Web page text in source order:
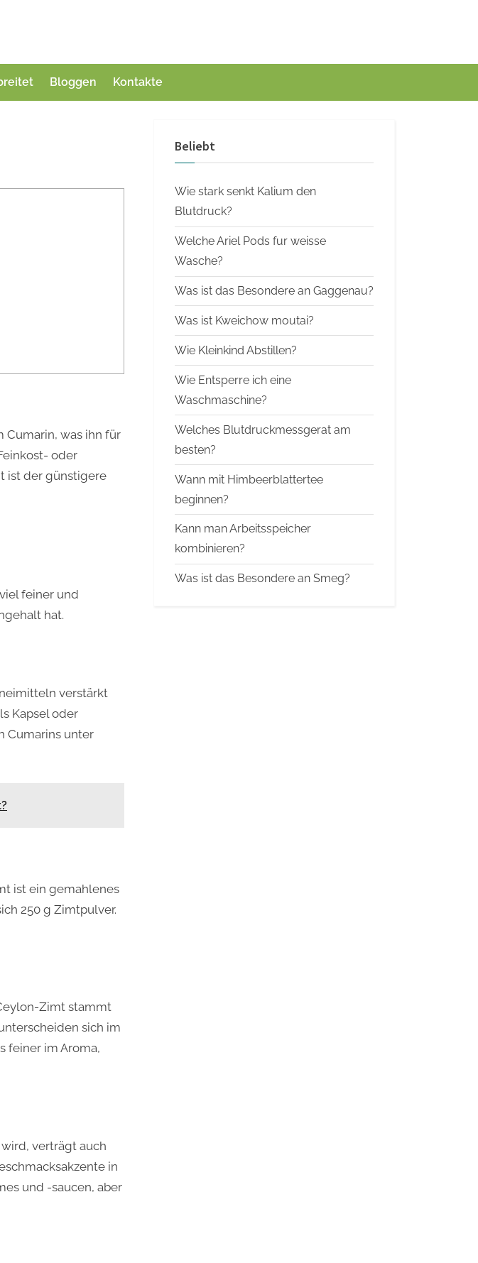
Bloggen Kontakte
was ihn für
oder
ist der günstigere
feiner und
hat.
verstärkt
Kapsel oder
Cumarins unter
ist ein gemahlenes
250 g Zimtpulver.
Zimt stammt
sich im
feiner im Aroma,
wird, verträgt auch
in
und -saucen, aber
Beliebt
Wie stark senkt Kalium den
Blutdruck?
Welche Ariel Pods fur weisse
Wasche?
Was ist das Besondere an Gaggenau?
Was ist Kweichow moutai?
Wie Kleinkind Abstillen?
Wie Entsperre ich eine
Waschmaschine?
Welches Blutdruckmessgerat am
besten?
Wann mit Himbeerblattertee
beginnen?
Kann man Arbeitsspeicher
kombinieren?
Was ist das Besondere an Smeg?